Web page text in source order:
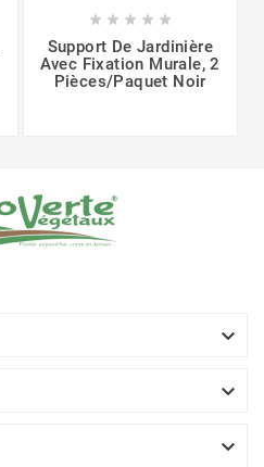
    
Support De Jardinière
Avec Fixation Murale, 2
Pièces/paquet Noir


